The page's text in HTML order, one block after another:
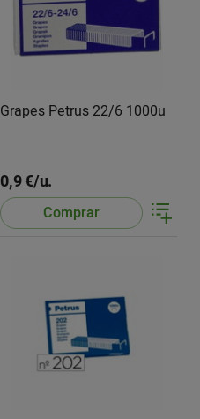
Grapes Petrus 22/6 1000u
0,9 €/u.
Comprar